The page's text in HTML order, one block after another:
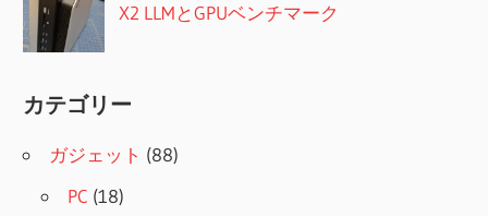
X2 LLMとGPUベンチマーク
カテゴリー
ガジェット (88)
PC (18)